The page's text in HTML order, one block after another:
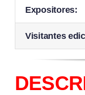
Expositores:
Visitantes